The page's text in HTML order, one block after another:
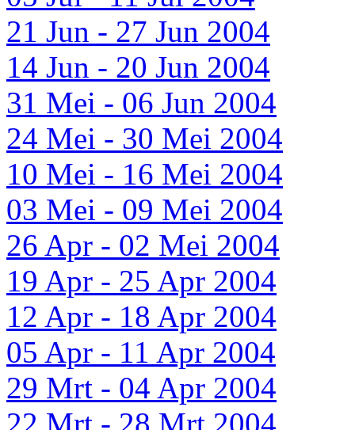
21 Jun - 27 Jun 2004
14 Jun - 20 Jun 2004
31 Mei - 06 Jun 2004
24 Mei - 30 Mei 2004
10 Mei - 16 Mei 2004
03 Mei - 09 Mei 2004
26 Apr - 02 Mei 2004
19 Apr - 25 Apr 2004
12 Apr - 18 Apr 2004
05 Apr - 11 Apr 2004
29 Mrt - 04 Apr 2004
22 Mrt - 28 Mrt 2004